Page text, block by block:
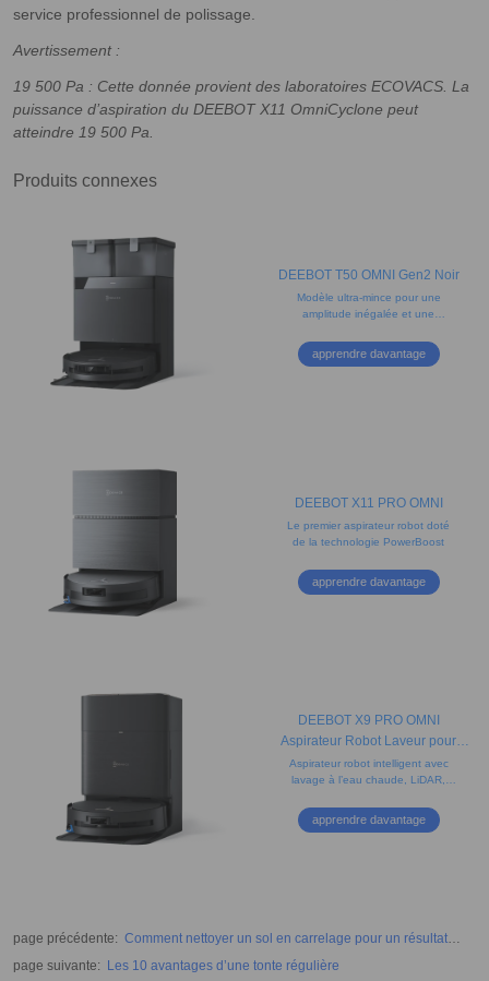
service professionnel de polissage.
Avertissement :
19 500 Pa : Cette donnée provient des laboratoires ECOVACS. La
puissance d’aspiration du DEEBOT X11 OmniCyclone peut
atteindre 19 500 Pa.
Produits connexes
DEEBOT T50 OMNI Gen2 Noir
Modèle ultra-mince pour une
amplitude inégalée et une
apprendre davantage
DEEBOT X11 PRO OMNI
Le premier aspirateur robot doté
de la technologie PowerBoost
apprendre davantage
DEEBOT X9 PRO OMNI
Aspirateur Robot Laveur pour
Animaux (Puissant, Vidage,
Tapis)
Aspirateur robot intelligent avec
lavage à l’eau chaude, LiDAR,
d'obstacles. Idéal pour les poils
apprendre davantage
page précédente: Comment nettoyer un sol en carrelage pour un résultat
propre et brillant ?
page suivante: Les 10 avantages d’une tonte régulière